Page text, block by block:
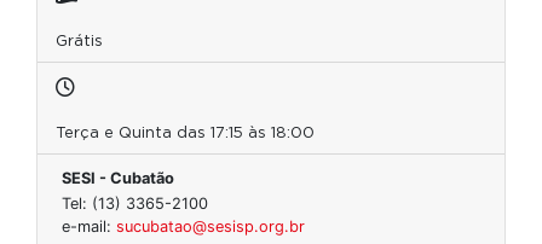
Grátis
Terça e Quinta das 17:15 às 18:00
SESI - Cubatão
Tel: (13) 3365-2100
e-mail: sucubatao@sesisp.org.br